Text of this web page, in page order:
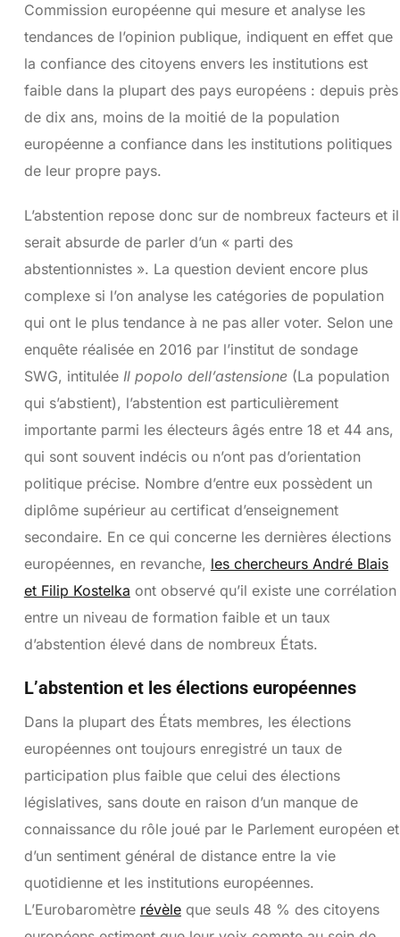
Commission européenne qui mesure et analyse les
tendances de l’opinion publique, indiquent en effet que
la confiance des citoyens envers les institutions est
faible dans la plupart des pays européens : depuis près
de dix ans, moins de la moitié de la population
européenne a confiance dans les institutions politiques
de leur propre pays.
L’abstention repose donc sur de nombreux facteurs et il
serait absurde de parler d’un « parti des
abstentionnistes ». La question devient encore plus
complexe si l’on analyse les catégories de population
qui ont le plus tendance à ne pas aller voter. Selon une
enquête réalisée en 2016 par l’institut de sondage
SWG, intitulée Il popolo dell’astensione(La population
qui s’abstient), l’abstention est particulièrement
importante parmi les électeurs âgés entre 18 et 44 ans,
qui sont souvent indécis ou n’ont pas d’orientation
politique précise. Nombre d’entre eux possèdent un
diplôme supérieur au certificat d’enseignement
secondaire. En ce qui concerne les dernières élections
européennes, en revanche, les chercheurs André Blais
et Filip Kostelka ont observé qu’il existe une corrélation
entre un niveau de formation faible et un taux
d’abstention élevé dans de nombreux États.
L’abstention et les élections européennes
Dans la plupart des États membres, les élections
européennes ont toujours enregistré un taux de
participation plus faible que celui des élections
législatives, sans doute en raison d’un manque de
connaissance du rôle joué par le Parlement européen et
d’un sentiment général de distance entre la vie
quotidienne et les institutions européennes.
L’Eurobaromètre révèleque seuls 48 % des citoyens